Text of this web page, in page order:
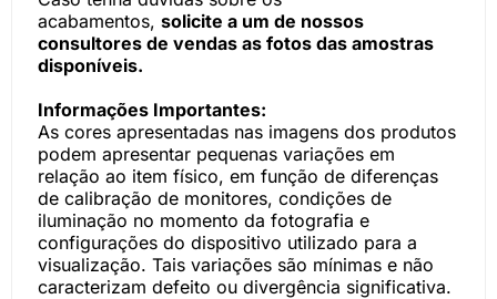
acabamentos, solicite a um de nossos
consultores de vendas as fotos das amostras
disponíveis.
Informações Importantes:
As cores apresentadas nas imagens dos produtos
podem apresentar pequenas variações em
relação ao item físico, em função de diferenças
de calibração de monitores, condições de
iluminação no momento da fotografia e
configurações do dispositivo utilizado para a
visualização. Tais variações são mínimas e não
caracterizam defeito ou divergência significativa.